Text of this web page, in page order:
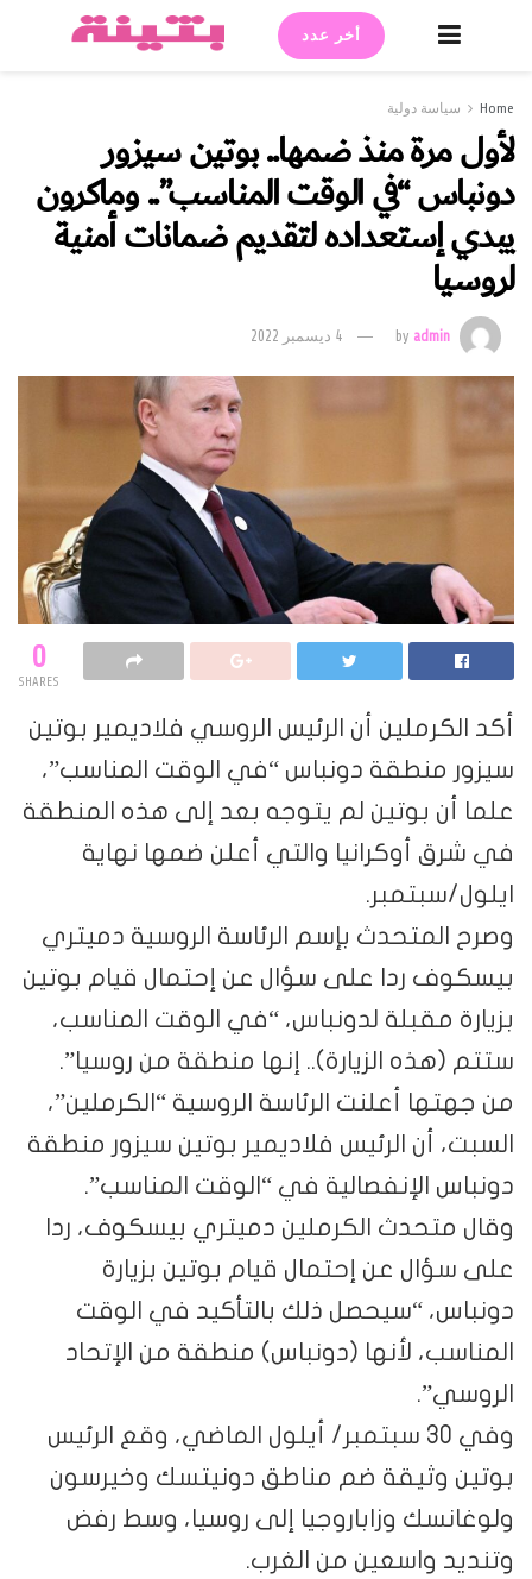
أخر عدد
Home سياسة دولية
لأول مرة منذ ضمها.. بوتين سيزور
دونباس “في الوقت المناسب”.. وماكرون
يبدي إستعداده لتقديم ضمانات أمنية
لروسيا
byadmin 4 ديسمبر 2022
0
SHARES
أكد الكرملين أن الرئيس الروسي فلاديمير بوتين
سيزور منطقة دونباس “في الوقت المناسب”،
علما أن بوتين لم يتوجه بعد إلى هذه المنطقة
في شرق أوكرانيا والتي أعلن ضمها نهاية
ايلول/سبتمبر.
وصرح المتحدث بإسم الرئاسة الروسية دميتري
بيسكوف ردا على سؤال عن إحتمال قيام بوتين
بزيارة مقبلة لدونباس، “في الوقت المناسب،
ستتم (هذه الزيارة).. إنها منطقة من روسيا”.
من جهتها أعلنت الرئاسة الروسية “الكرملين”،
السبت، أن الرئيس فلاديمير بوتين سيزور منطقة
دونباس الإنفصالية في “الوقت المناسب”.
وقال متحدث الكرملين دميتري بيسكوف، ردا
على سؤال عن إحتمال قيام بوتين بزيارة
دونباس، “سيحصل ذلك بالتأكيد في الوقت
المناسب، لأنها (دونباس) منطقة من الإتحاد
الروسي”.
وفي 30 سبتمبر/ أيلول الماضي، وقع الرئيس
بوتين وثيقة ضم مناطق دونيتسك وخيرسون
ولوغانسك وزاباروجيا إلى روسيا، وسط رفض
وتنديد واسعين من الغرب.